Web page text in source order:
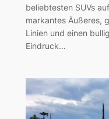
beliebtesten SUVs
markantes Äußeres,
Linien und einen
Eindruck…